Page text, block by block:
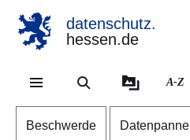
datenschutz.
hessen.de
A-Z
Beschwerde Datenpanne